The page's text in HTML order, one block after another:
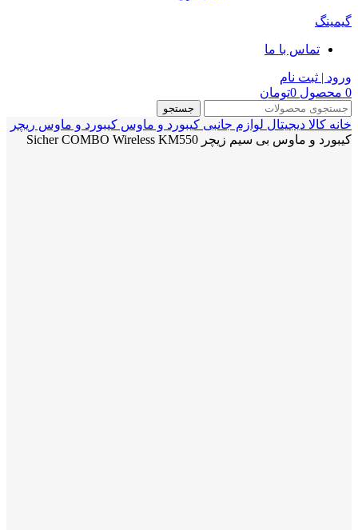
گیمینگ
تماس با ما
ورود | ثبت نام
0 محصول 0تومان
جستجو
خانه کالا دیجیتال لوازم جانبی کیبورد و ماوس کیبورد و ماوس ریچر
کیبورد و ماوس بی سیم زیچر Sicher COMBO Wireless KM550